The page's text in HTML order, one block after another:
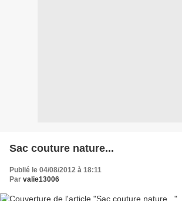
Sac couture nature...
Publié le 04/08/2012 à 18:11
Par valie13006